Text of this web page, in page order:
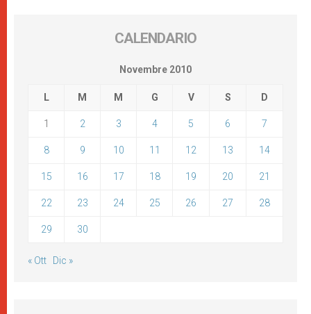
CALENDARIO
Novembre 2010
L M M G V S D
1 2 3 4 5 6 7
8 9 10 11 12 13 14
15 16 17 18 19 20 21
22 23 24 25 26 27 28
29 30
« Ott Dic »